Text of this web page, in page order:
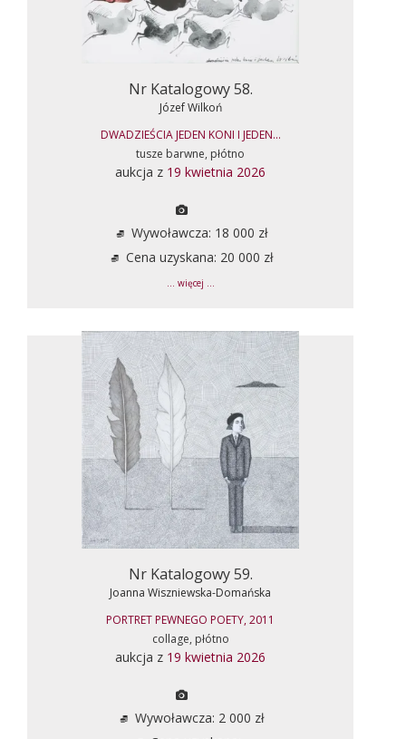
Nr Katalogowy 58.
Józef Wilkoń
DWADZIEŚCIA JEDEN KONI I JEDEN...
tusze barwne, płótno
aukcja z 19 kwietnia 2026
Wywoławcza: 18 000 zł
Cena uzyskana: 20 000 zł
... więcej ...
Nr Katalogowy 59.
Joanna Wiszniewska-Domańska
PORTRET PEWNEGO POETY, 2011
collage, płótno
aukcja z 19 kwietnia 2026
Wywoławcza: 2 000 zł